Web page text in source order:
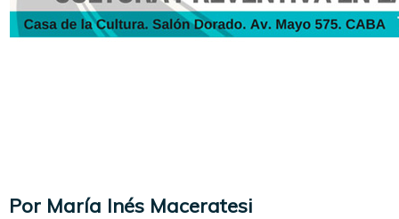
Por María Inés Maceratesi